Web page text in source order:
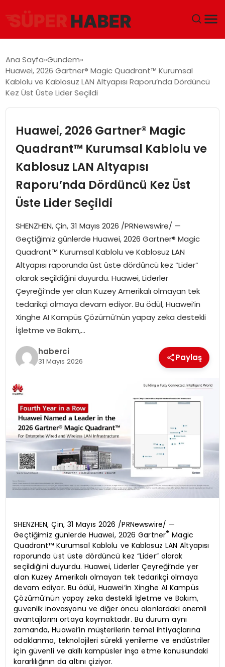
GÜNDEM
EĞITIM
EKONOMI
MAGAZIN
SAĞLIK
SIYASET
SPOR
TEKNOLOJI
YAŞAM
Ana Sayfa Gündem
Huawei, 2026 Gartner® Magic Quadrant™ Kurumsal
Kablolu ve Kablosuz LAN Altyapısı Raporu’nda Dördüncü
Kez Üst Üste Lider Seçildi
Huawei, 2026 Gartner® Magic
Quadrant™ Kurumsal Kablolu ve
Kablosuz LAN Altyapısı
Raporu’nda Dördüncü Kez Üst
Üste Lider Seçildi
SHENZHEN, Çin, 31 Mayıs 2026 /PRNewswire/ —
Geçtiğimiz günlerde Huawei, 2026 Gartner® Magic
Quadrant™ Kurumsal Kablolu ve Kablosuz LAN
Altyapısı raporunda üst üste dördüncü kez “Lider”
olarak seçildiğini duyurdu. Huawei, Liderler
Çeyreği’nde yer alan Kuzey Amerikalı olmayan tek
tedarikçi olmaya devam ediyor. Bu ödül, Huawei’in
Xinghe AI Kampüs Çözümü’nün yapay zeka destekli
İşletme ve Bakım,…
haberci
31 Mayıs 2026 Paylaş
SHENZHEN, Çin, 31 Mayıs 2026 /PRNewswire/ —
Geçtiğimiz günlerde Huawei, 2026 Gartner® Magic
Quadrant™ Kurumsal Kablolu ve Kablosuz LAN Altyapısı
raporunda üst üste dördüncü kez “Lider” olarak
seçildiğini duyurdu. Huawei, Liderler Çeyreği’nde yer
alan Kuzey Amerikalı olmayan tek tedarikçi olmaya
devam ediyor. Bu ödül, Huawei’in Xinghe AI Kampüs
Çözümü’nün yapay zeka destekli İşletme ve Bakım,
güvenlik inovasyonu ve diğer öncü alanlardaki önemli
avantajlarını ortaya koymaktadır. Bu durum aynı
zamanda, Huawei’in müşterilerin temel ihtiyaçlarına
odaklanma, teknolojileri sürekli yenileme ve endüstriler
için güvenli ve akıllı kampüsler inşa etme konusundaki
kararlılığının da altını çiziyor.